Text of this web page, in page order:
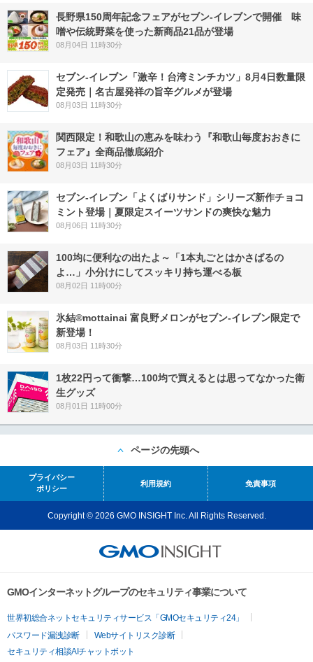
長野県150周年記念フェアがセブン-イレブンで開催 味
噌や伝統野菜を使った新商品21品が登場
08月04日 11時30分
セブン-イレブン「激辛！台湾ミンチカツ」8月4日数量限
定発売｜名古屋発祥の旨辛グルメが登場
08月03日 11時30分
関西限定！和歌山の恵みを味わう『和歌山毎度おおきに
フェア』全商品徹底紹介
08月03日 11時30分
セブン‐イレブン「よくばりサンド」シリーズ新作チョコ
ミント登場｜夏限定スイーツサンドの爽快な魅力
08月06日 11時30分
100均に便利なの出たよ～「1本丸ごとはかさばるの
よ…」小分けにしてスッキリ持ち運べる板
08月02日 11時00分
氷結®mottainai 富良野メロンがセブン‐イレブン限定で
新登場！
08月03日 11時30分
1枚22円って衝撃…100均で買えるとは思ってなかった衛
生グッズ
08月01日 11時00分
ページの先頭へ
プライバシー
ポリシー
利用規約 免責事項
Copyright © 2026 GMO INSIGHT Inc. All Rights Reserved.
GMOインターネットグループのセキュリティ事業について
世界初総合ネットセキュリティサービス「GMOセキュリティ24」
パスワード漏洩診断
Webサイトリスク診断
セキュリティ相談AIチャットボット